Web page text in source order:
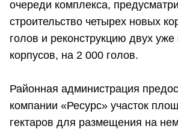
очереди комплекса,
строительство четырех новых
голов и реконструкцию двух
корпусов, на 2 000 голов.
Районная администрация
компании «Ресурс» участок
гектаров для размещения на